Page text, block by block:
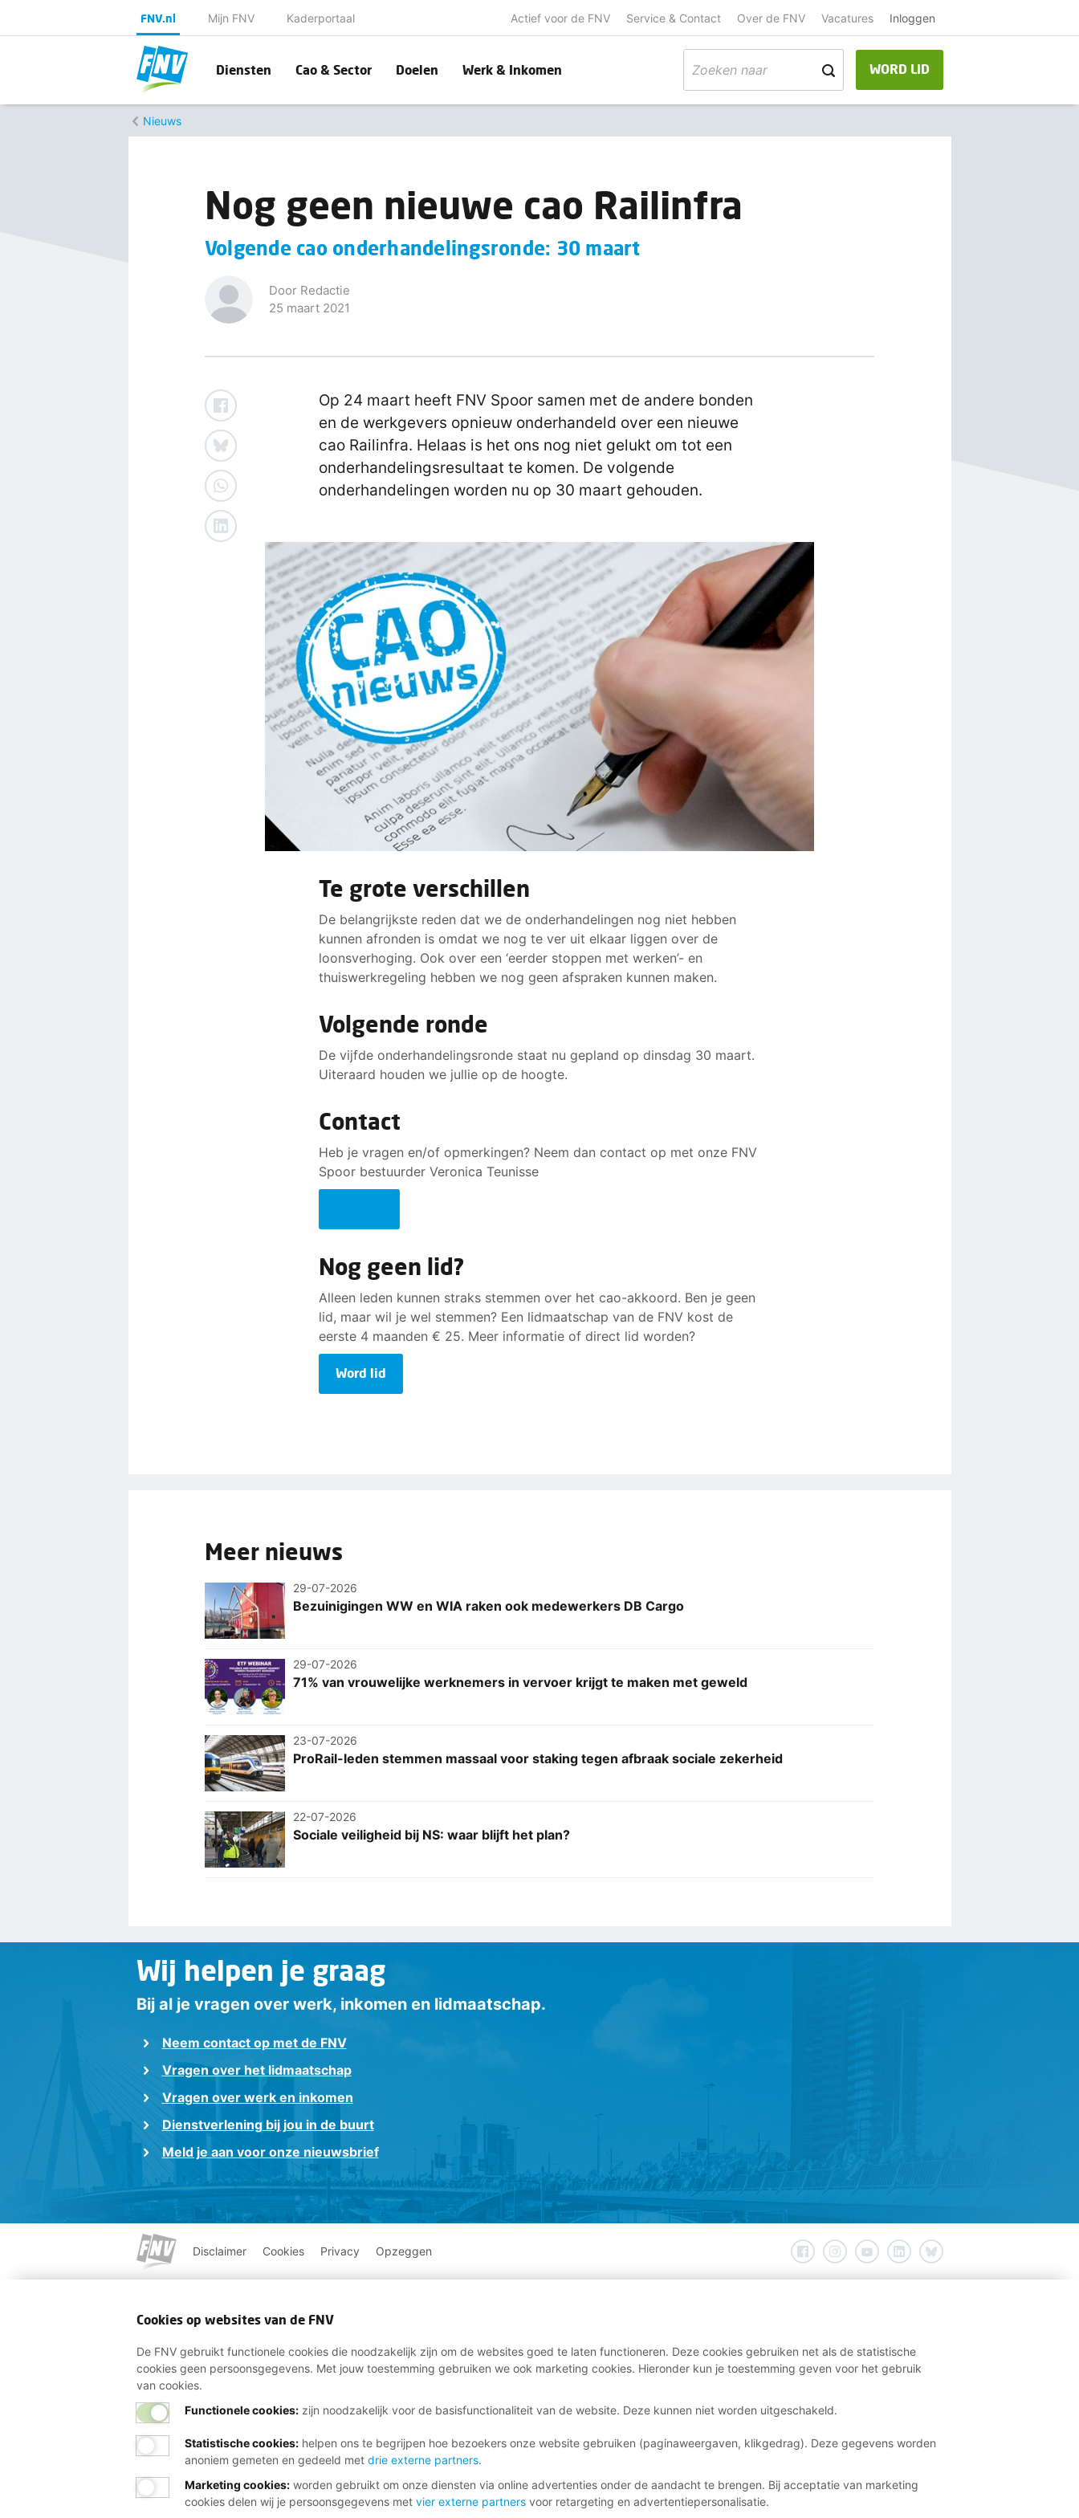
FNV.nl Mijn FNV Kaderportaal Actief voor de FNV Service & Contact Over de FNV Vacatures Inloggen
Diensten Cao & Sector Doelen Werk & Inkomen WORD LID
Nieuws
Nog geen nieuwe cao Railinfra
Volgende cao onderhandelingsronde: 30 maart
Door Redactie
25 maart 2021
Op 24 maart heeft FNV Spoor samen met de andere bonden
en de werkgevers opnieuw onderhandeld over een nieuwe
cao Railinfra. Helaas is het ons nog niet gelukt om tot een
onderhandelingsresultaat te komen. De volgende
onderhandelingen worden nu op 30 maart gehouden.
Te grote verschillen
De belangrijkste reden dat we de onderhandelingen nog niet hebben
kunnen afronden is omdat we nog te ver uit elkaar liggen over de
loonsverhoging. Ook over een ‘eerder stoppen met werken’- en
thuiswerkregeling hebben we nog geen afspraken kunnen maken.
Volgende ronde
De vijfde onderhandelingsronde staat nu gepland op dinsdag 30 maart.
Uiteraard houden we jullie op de hoogte.
Contact
Heb je vragen en/of opmerkingen? Neem dan contact op met onze FNV
Spoor bestuurder Veronica Teunisse
Nog geen lid?
Alleen leden kunnen straks stemmen over het cao-akkoord. Ben je geen
lid, maar wil je wel stemmen? Een lidmaatschap van de FNV kost de
eerste 4 maanden € 25. Meer informatie of direct lid worden?
Word lid
Meer nieuws
29-07-2026
Bezuinigingen WW en WIA raken ook medewerkers DB Cargo
29-07-2026
71% van vrouwelijke werknemers in vervoer krijgt te maken met geweld
23-07-2026
ProRail-leden stemmen massaal voor staking tegen afbraak sociale zekerheid
22-07-2026
Sociale veiligheid bij NS: waar blijft het plan?
Wij helpen je graag
Bij al je vragen over werk, inkomen en lidmaatschap.
Neem contact op met de FNV
Vragen over het lidmaatschap
Vragen over werk en inkomen
Dienstverlening bij jou in de buurt
Meld je aan voor onze nieuwsbrief
Disclaimer Cookies Privacy Opzeggen
Cookies op websites van de FNV
De FNV gebruikt functionele cookies die noodzakelijk zijn om de websites goed te laten functioneren. Deze cookies gebruiken net als de statistische
cookies geen persoonsgegevens. Met jouw toestemming gebruiken we ook marketing cookies. Hieronder kun je toestemming geven voor het gebruik
van cookies.
Functionele cookies:zijn noodzakelijk voor de basisfunctionaliteit van de website. Deze kunnen niet worden uitgeschakeld.
Statistische cookies: helpen ons te begrijpen hoe bezoekers onze website gebruiken (paginaweergaven, klikgedrag). Deze gegevens worden
anoniem gemeten en gedeeld met drie externe partners.
Marketing cookies: worden gebruikt om onze diensten via online advertenties onder de aandacht te brengen. Bij acceptatie van marketing
cookies delen wij je persoonsgegevens met vier externe partnersvoor retargeting en advertentiepersonalisatie.